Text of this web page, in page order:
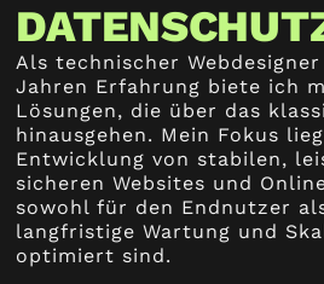
Als technischer
Jahren Erfahrung biete ich
Lösungen, die über das
hinausgehen. Mein Fokus
Entwicklung von stabilen,
sicheren Websites und
sowohl für den Endnutzer
langfristige Wartung und
optimiert sind.